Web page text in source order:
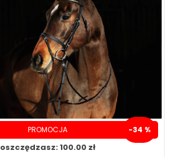
PROMOCJA -34 %
oszczędzasz: 100.00 zł